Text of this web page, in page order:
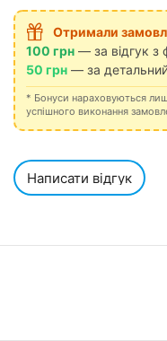
Отримали
100 грн — за відгук з
50 грн — за
* Бонуси нараховуються
успішного виконання
Написати відгук